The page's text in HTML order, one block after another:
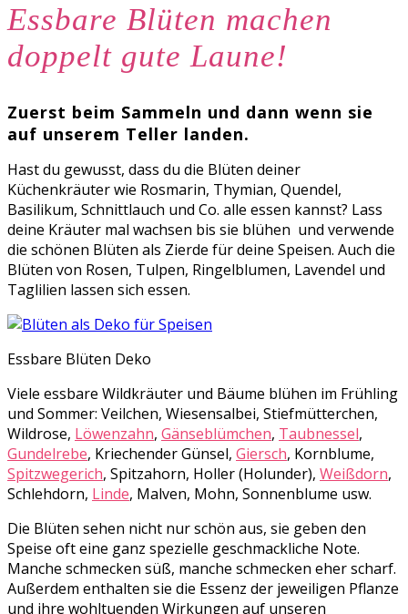
Essbare Blüten machen
doppelt gute Laune!
Zuerst beim Sammeln und dann wenn sie
auf unserem Teller landen.
Hast du gewusst, dass du die Blüten deiner
Küchenkräuter wie Rosmarin, Thymian, Quendel,
Basilikum, Schnittlauch und Co. alle essen kannst? Lass
deine Kräuter mal wachsen bis sie blühen und verwende
die schönen Blüten als Zierde für deine Speisen. Auch die
Blüten von Rosen, Tulpen, Ringelblumen, Lavendel und
Taglilien lassen sich essen.
Essbare Blüten Deko
Viele essbare Wildkräuter und Bäume blühen im Frühling
und Sommer: Veilchen, Wiesensalbei, Stiefmütterchen,
Wildrose, Löwenzahn, Gänseblümchen, Taubnessel,
Gundelrebe, Kriechender Günsel, Giersch, Kornblume,
Spitzwegerich, Spitzahorn, Holler (Holunder), Weißdorn,
Schlehdorn, Linde, Malven, Mohn, Sonnenblume usw.
Die Blüten sehen nicht nur schön aus, sie geben den
Speise oft eine ganz spezielle geschmackliche Note.
Manche schmecken süß, manche schmecken eher scharf.
Außerdem enthalten sie die Essenz der jeweiligen Pflanze
und ihre wohltuenden Wirkungen auf unseren